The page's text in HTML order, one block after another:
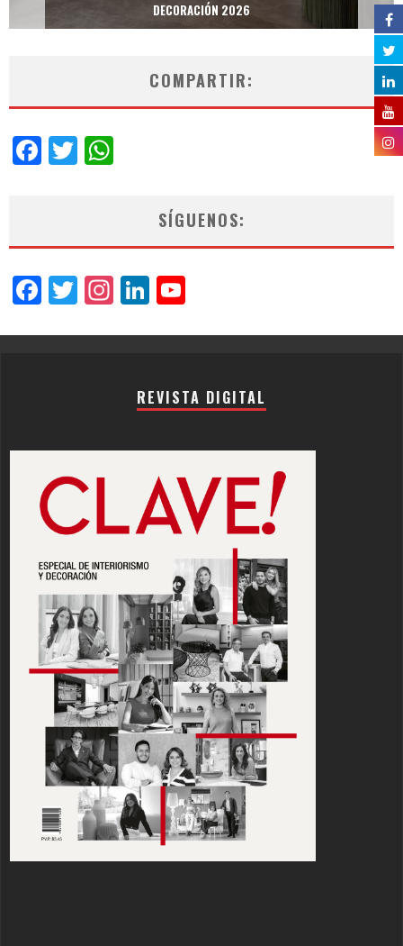
DECORACIÓN 2026
COMPARTIR:
Facebook
Twitter
SÍGUENOS:
Facebook
Twitter
Instagram
LinkedIn
REVISTA DIGITAL